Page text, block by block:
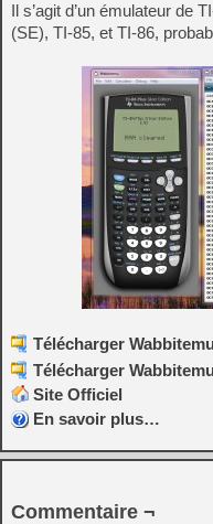
Il s’agit d’un émulateur de
(SE), TI-85, et TI-86,
Télécharger
Télécharger
Site Officiel
En savoir plus…
Commentaire ¬